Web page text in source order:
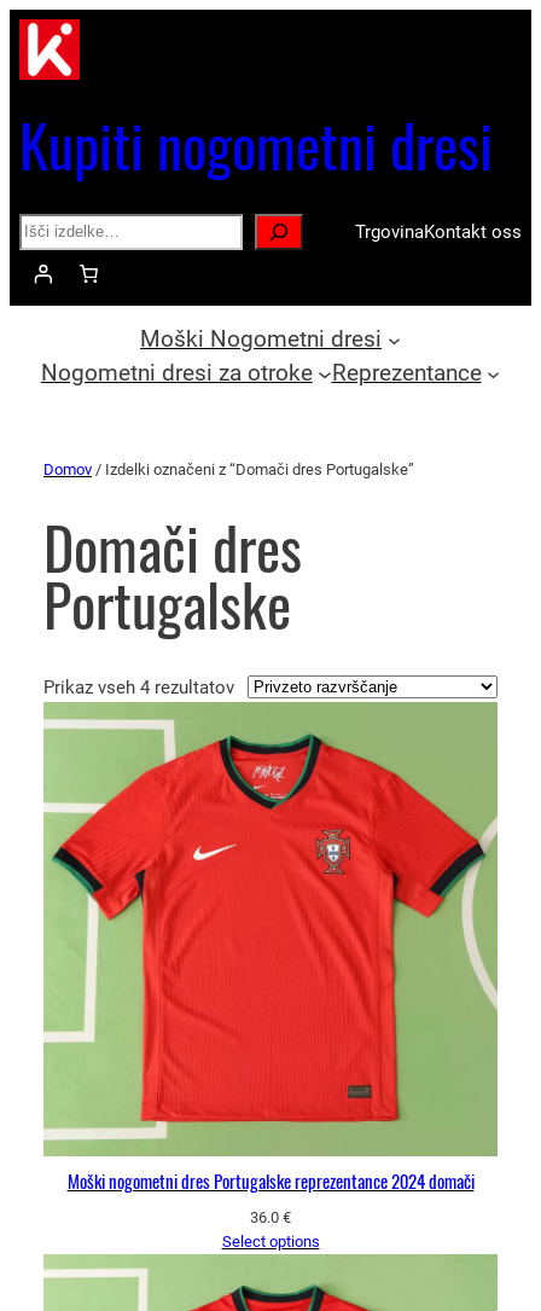
Kupiti nogometni dresi
Search TrgovinaKontakt oss
Moški Nogometni dresi
Nogometni dresi za otroke
Reprezentance
Domov / Izdelki označeni z “Domači dres Portugalske”
Domači dres
Portugalske
Prikaz vseh 4 rezultatov
Moški nogometni dres Portugalske reprezentance 2024 domači
36.0 €
Select options